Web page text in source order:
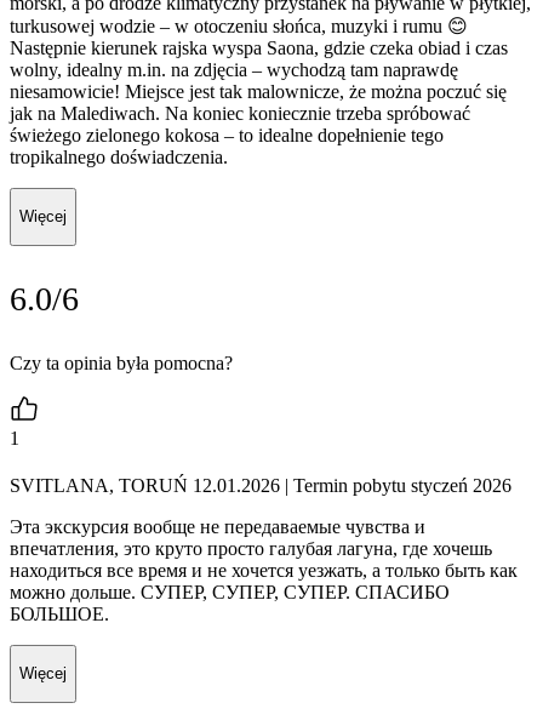
turkusowej wodzie – w otoczeniu słońca, muzyki i rumu 😊
Następnie kierunek rajska wyspa Saona, gdzie czeka obiad i czas
wolny, idealny m.in. na zdjęcia – wychodzą tam naprawdę
niesamowicie! Miejsce jest tak malownicze, że można poczuć się
jak na Malediwach. Na koniec koniecznie trzeba spróbować
świeżego zielonego kokosa – to idealne dopełnienie tego
tropikalnego doświadczenia.
Więcej
6.0/6
Czy ta opinia była pomocna?
1
SVITLANA, TORUŃ 12.01.2026 | Termin pobytu styczeń 2026
Эта экскурсия вообще не передаваемые чувства и
впечатления, это круто просто галубая лагуна, где хочешь
находиться все время и не хочется уезжать, а только быть как
можно дольше. СУПЕР, СУПЕР, СУПЕР. СПАСИБО
БОЛЬШОЕ.
Więcej